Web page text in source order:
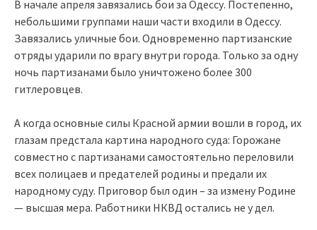
В начале апреля завязались бои за Одессу. Постепенно,
небольшими группами наши части входили в Одессу.
Завязались уличные бои. Одновременно партизанские
отряды ударили по врагу внутри города. Только за одну
ночь партизанами было уничтожено более 300
гитлеровцев.
А когда основные силы Красной армии вошли в город, их
глазам предстала картина народного суда: Горожане
совместно с партизанами самостоятельно переловили
всех полицаев и предателей родины и предали их
народному суду. Приговор был один – за измену Родине
— высшая мера. Работники НКВД остались не у дел.